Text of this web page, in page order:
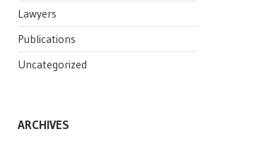
Lawyers
Publications
Uncategorized
ARCHIVES